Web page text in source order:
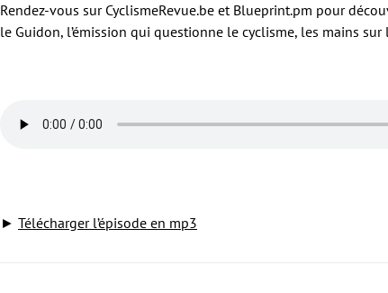
Rendez-vous sur CyclismeRevue.be et Blueprint.pm pour
le Guidon, l’émission qui questionne le cyclisme, les mains sur
► Télécharger l’épisode en mp3